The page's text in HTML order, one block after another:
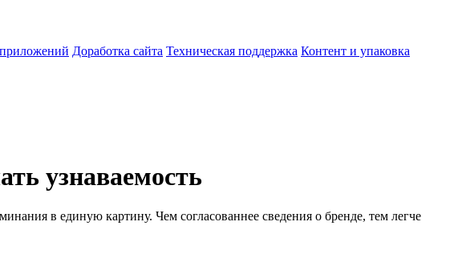
приложений Доработка сайта Техническая поддержка Контент и упаковка
узнаваемость
в единую картину. Чем согласованнее сведения о бренде, тем легче